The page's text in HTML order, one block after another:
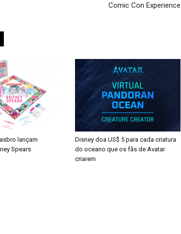
Comic Con Experience
lançam
Spears
Disney doa US$ 5 para cada criatura
do oceano que os fãs de Avatar
criarem